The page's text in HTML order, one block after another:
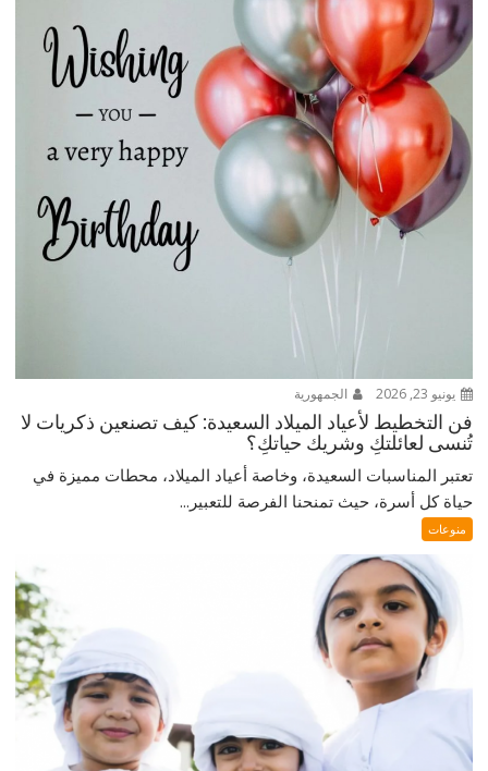
يونيو 23, 2026 الجمهورية
فن التخطيط لأعياد الميلاد السعيدة: كيف تصنعين ذكريات لا
تُنسى لعائلتكِ وشريك حياتكِ؟
تعتبر المناسبات السعيدة، وخاصة أعياد الميلاد، محطات مميزة في
حياة كل أسرة، حيث تمنحنا الفرصة للتعبير...
منوعات